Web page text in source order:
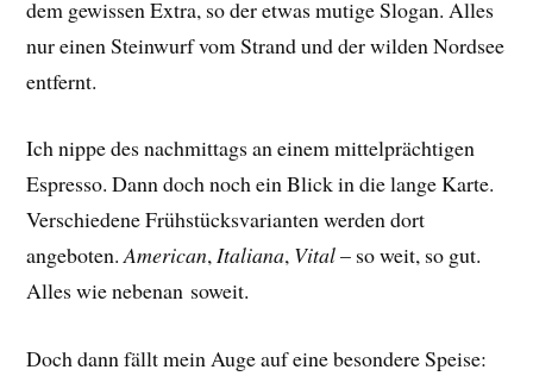
dem gewissen Extra, so der etwas mutige Slogan. Alles
nur einen Steinwurf vom Strand und der wilden Nordsee
entfernt.
Ich nippe des nachmittags an einem mittelprächtigen
Espresso. Dann doch noch ein Blick in die lange Karte.
Verschiedene Frühstücksvarianten werden dort
angeboten.American,Italiana, Vital– so weit, so gut.
Alles wie nebenan soweit.
Doch dann fällt mein Auge auf eine besondere Speise: